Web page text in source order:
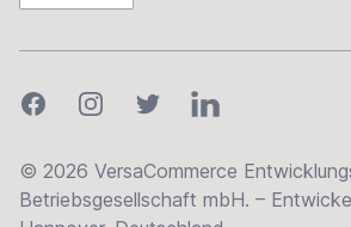
FacebookInstagramTwitterLinkedIn
© 2026 VersaCommerce
Betriebsgesellschaft mbH. –